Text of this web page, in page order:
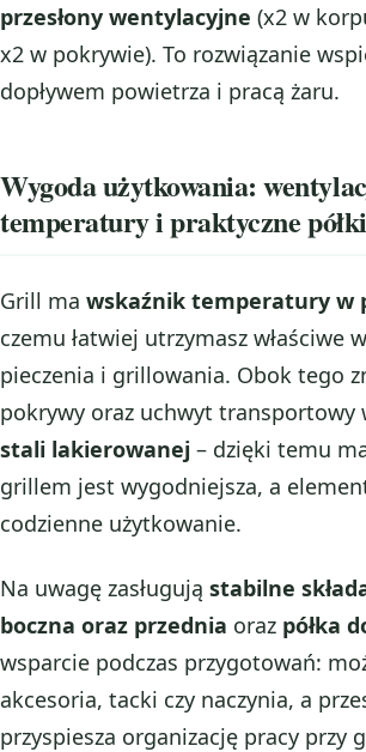
przesłony wentylacyjne (x2 w
x2 w pokrywie). To rozwiązanie
dopływem powietrza i pracą żaru.
Wygoda użytkowania:
temperatury i praktyczne półki
Grill ma wskaźnik temperatury w
czemu łatwiej utrzymasz właściwe
pieczenia i grillowania. Obok tego
pokrywy oraz uchwyt transportowy
stali lakierowanej – dzięki temu
grillem jest wygodniejsza, a
codzienne użytkowanie.
Na uwagę zasługują stabilne
boczna oraz przednia oraz półka
wsparcie podczas przygotowań:
akcesoria, tacki czy naczynia, a
przyspiesza organizację pracy przy